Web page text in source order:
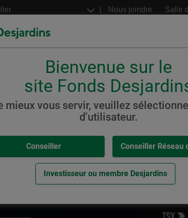
Aller
au
Nous joindre Salle
FNB
Desjardins
Billets structurés
Desjardins
Bienvenue sur le
site Fonds
mieux vous servir, veuillez
d’utilisateur.
Conseiller Conseiller Réseau
Investisseur ou membre Desjardins